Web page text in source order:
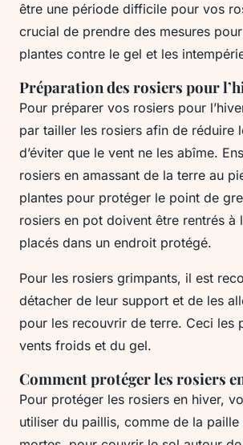
être une période difficile pour vos
crucial de prendre des mesures
plantes contre le gel et les
Préparation des rosiers pour
Pour préparer vos rosiers pour
par tailler les rosiers afin de réduire
d’éviter que le vent ne les abîme.
rosiers en amassant de la terre au
plantes pour protéger le point de
rosiers en pot doivent être rentrés à
placés dans un endroit protégé.
Pour les rosiers grimpants, il est
détacher de leur support et de les
pour les recouvrir de terre. Ceci les
vents froids et du gel.
Comment protéger les rosiers
Pour protéger les rosiers en hiver,
utiliser du paillis, comme de la